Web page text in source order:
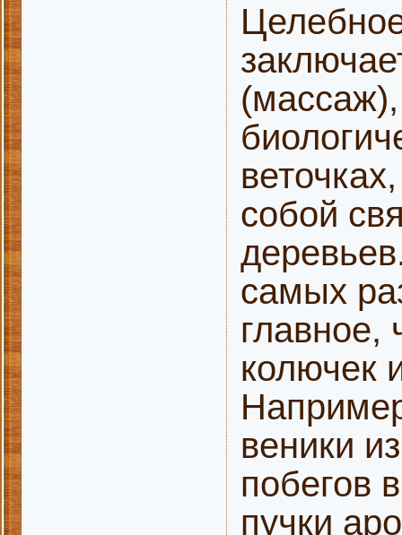
собой
самых
главное,
колючек
веники
побегов
пучки